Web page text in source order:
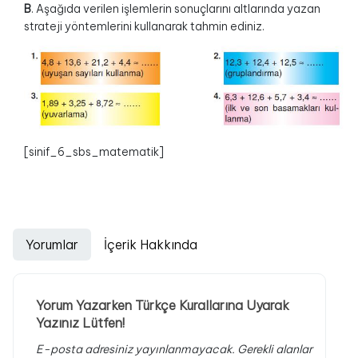
B. Aşağıda verilen işlemlerin sonuçlarını altlarında yazan
strateji yöntemlerini kullanarak tahmin ediniz.
[sinif_6_sbs_matematik]
Yorumlar İçerik Hakkında
Yorum Yazarken Türkçe Kurallarına Uyarak
Yazınız Lütfen!
E-posta adresiniz yayınlanmayacak. Gerekli alanlar